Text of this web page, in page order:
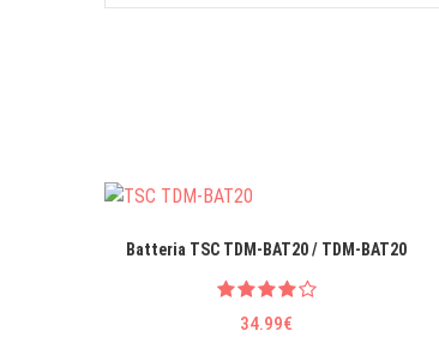
Batteria TSC TDM-BAT20 / TDM-BAT20
34.99€